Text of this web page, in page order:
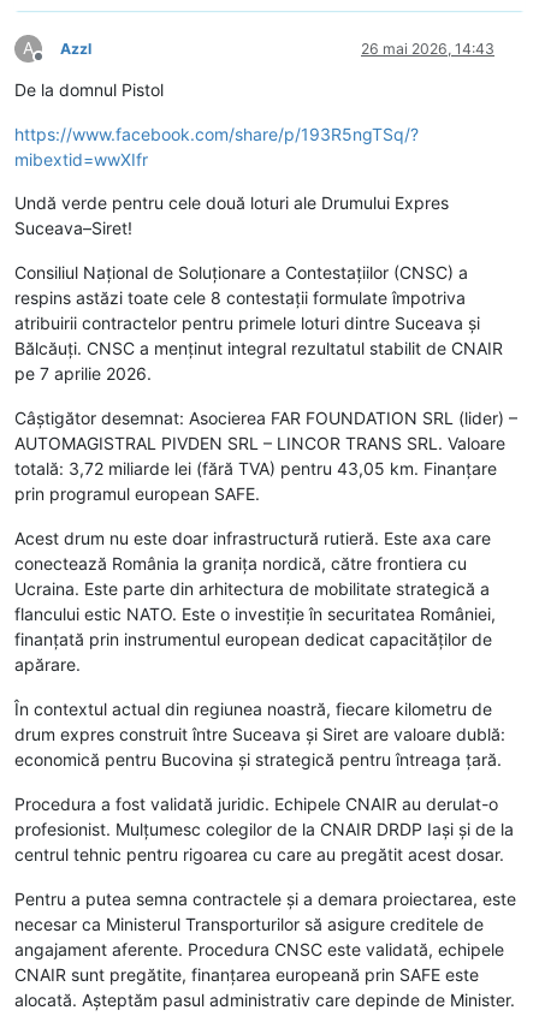
A
Deconectat
Azzl 26 mai 2026, 14:43
De la domnul Pistol
https://www.facebook.com/share/p/193R5ngTSq/?
mibextid=wwXIfr
Undă verde pentru cele două loturi ale Drumului Expres
Suceava–Siret!
Consiliul Național de Soluționare a Contestațiilor (CNSC) a
respins astăzi toate cele 8 contestații formulate împotriva
atribuirii contractelor pentru primele loturi dintre Suceava și
Bălcăuți. CNSC a menținut integral rezultatul stabilit de CNAIR
pe 7 aprilie 2026.
Câștigător desemnat: Asocierea FAR FOUNDATION SRL (lider) –
AUTOMAGISTRAL PIVDEN SRL – LINCOR TRANS SRL. Valoare
totală: 3,72 miliarde lei (fără TVA) pentru 43,05 km. Finanțare
prin programul european SAFE.
Acest drum nu este doar infrastructură rutieră. Este axa care
conectează România la granița nordică, către frontiera cu
Ucraina. Este parte din arhitectura de mobilitate strategică a
flancului estic NATO. Este o investiție în securitatea României,
finanțată prin instrumentul european dedicat capacităților de
apărare.
În contextul actual din regiunea noastră, fiecare kilometru de
drum expres construit între Suceava și Siret are valoare dublă:
economică pentru Bucovina și strategică pentru întreaga țară.
Procedura a fost validată juridic. Echipele CNAIR au derulat-o
profesionist. Mulțumesc colegilor de la CNAIR DRDP Iași și de la
centrul tehnic pentru rigoarea cu care au pregătit acest dosar.
Pentru a putea semna contractele și a demara proiectarea, este
necesar ca Ministerul Transporturilor să asigure creditele de
angajament aferente. Procedura CNSC este validată, echipele
CNAIR sunt pregătite, finanțarea europeană prin SAFE este
alocată. Așteptăm pasul administrativ care depinde de Minister.